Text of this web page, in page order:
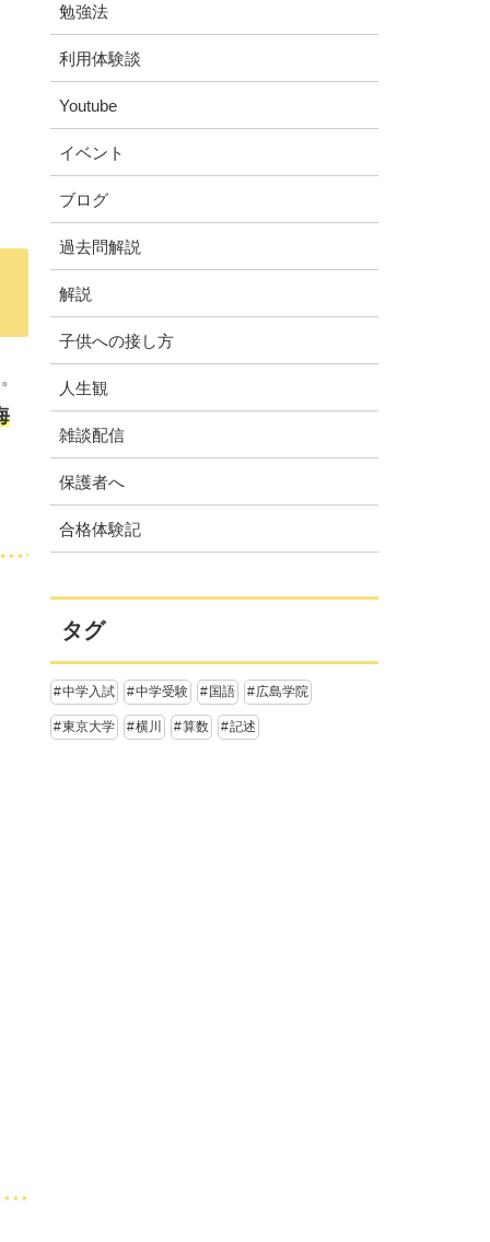
勉強法
利用体験談
Youtube
イベント
ブログ
過去問解説
解説
子供への接し方
人生観
雑談配信
保護者へ
合格体験記
タグ
中学入試 中学受験 国語 広島学院
東京大学 横川 算数 記述